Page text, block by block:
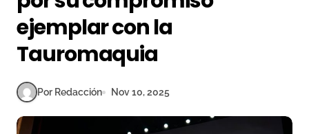
ejemplar con la
Tauromaquia
Por Redacción Nov 10, 2025